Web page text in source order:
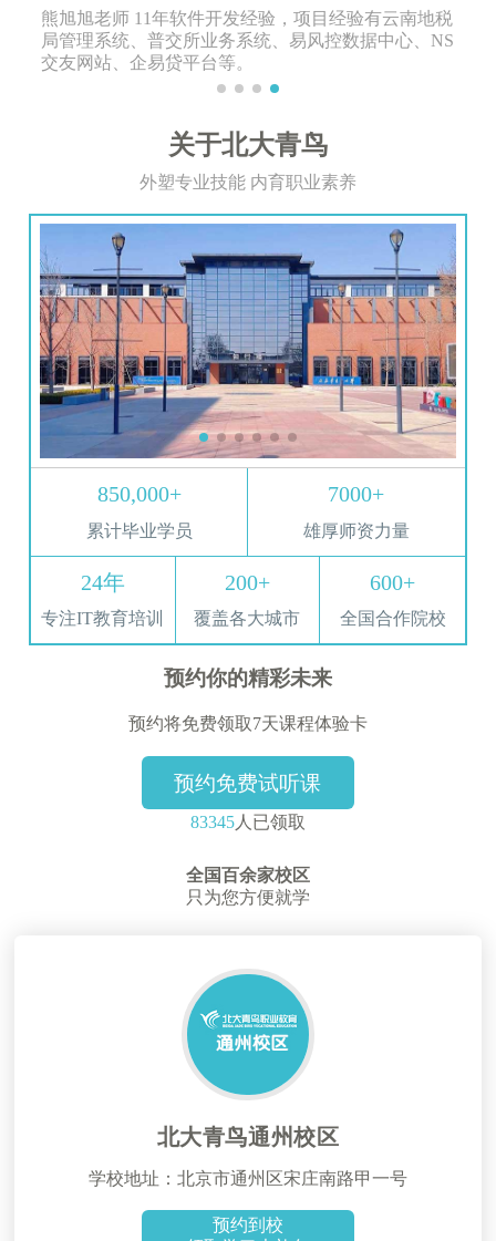
熊旭旭老师 11年软件开发经验，项目经验有云南地税
局管理系统、普交所业务系统、易风控数据中心、NS
交友网站、企易贷平台等。
关于北大青鸟
外塑专业技能 内育职业素养
850,000+
累计毕业学员
7000+
雄厚师资力量
24年
专注IT教育培训
200+
覆盖各大城市
600+
全国合作院校
预约你的精彩未来
预约将免费领取7天课程体验卡
预约免费试听课
83345 人已领取
全国百余家校区
只为您方便就学
北大青鸟通州校区
学校地址：北京市通州区宋庄南路甲一号
预约到校